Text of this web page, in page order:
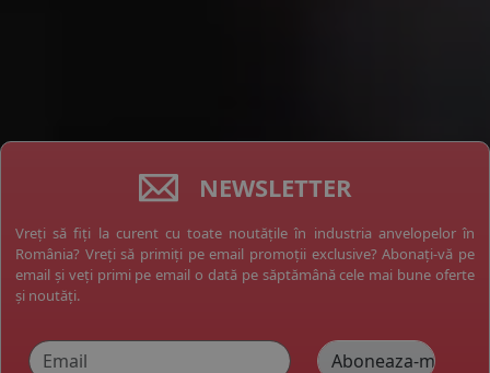
NEWSLETTER
Vreți să fiți la curent cu toate noutățile în industria anvelopelor în
România? Vreți să primiți pe email promoții exclusive? Abonați-vă pe
email și veți primi pe email o dată pe săptămână cele mai bune oferte
și noutăți.